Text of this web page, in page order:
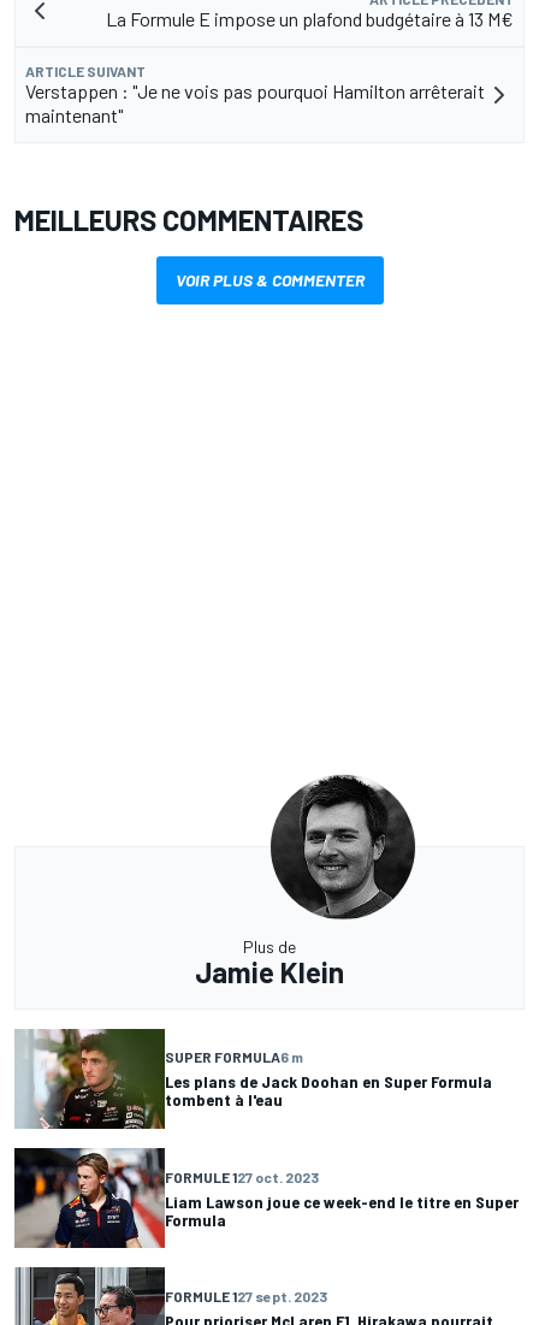
La Formule E impose un plafond budgétaire à 13 M€
ARTICLE SUIVANT
Verstappen : "Je ne vois pas pourquoi Hamilton arrêterait
maintenant"
MEILLEURS COMMENTAIRES
VOIR PLUS & COMMENTER
Plus de
Jamie Klein
SUPER FORMULA6 m
Les plans de Jack Doohan en Super Formula
tombent à l'eau
FORMULE 127 oct. 2023
Liam Lawson joue ce week-end le titre en Super
Formula
FORMULE 127 sept. 2023
Pour prioriser McLaren F1, Hirakawa pourrait